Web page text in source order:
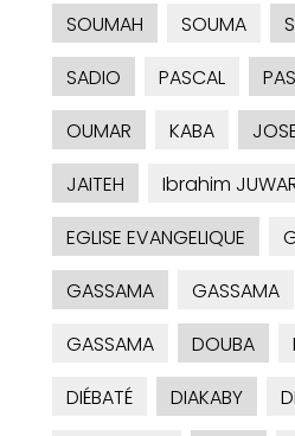
SOUMAH
SOUMA
SADIO
PASCAL
OUMAR
KABA
JAITEH
Ibrahim
EGLISE EVANGELIQUE
GASSAMA
GASSAMA
GASSAMA
DOUBA
DIÉBATÉ
DIAKABY